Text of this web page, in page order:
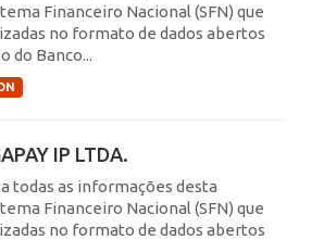
Financeiro Nacional (SFN) que
no formato de dados abertos
do Banco...
IP LTDA.
todas as informações desta
Financeiro Nacional (SFN) que
no formato de dados abertos